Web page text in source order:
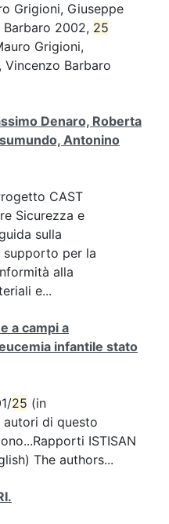
Grigioni, Giuseppe
Barbaro 2002, 25
Grigioni,
Vincenzo Barbaro
Denaro, Roberta
Antonino
CAST
Sicurezza e
sulla
supporto per la
alla
e...
a campi a
infantile stato
25 (in
autori di questo
ISTISAN
The authors...